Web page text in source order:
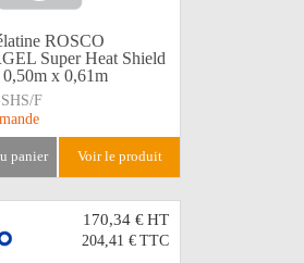
ROSCO
Super Heat Shield
x 0,61m
F
panier voir le produit
170,34 €HT
204,41 € TTC